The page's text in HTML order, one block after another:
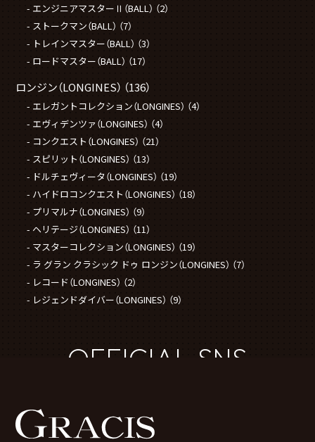
エンジニアマスターⅡ（BALL） （2）
ストークマン（BALL） （7）
トレインマスター（BALL） （3）
ロードマスター（BALL） （17）
ロンジン（LONGINES） （136）
エレガントコレクション（LONGINES） （4）
エヴィデンツァ（LONGINES） （4）
コンクエスト（LONGINES） （21）
スピリット（LONGINES） （13）
ドルチェヴィータ（LONGINES） （19）
ハイドロコンクエスト（LONGINES） （18）
プリマルナ（LONGINES） （9）
ヘリテージ（LONGINES） （11）
マスターコレクション（LONGINES） （19）
ラ グラン クラシック ドゥ ロンジン（LONGINES） （7）
レコード（LONGINES） （2）
レジェンドダイバー（LONGINES） （9）
OFFICIAL SNS